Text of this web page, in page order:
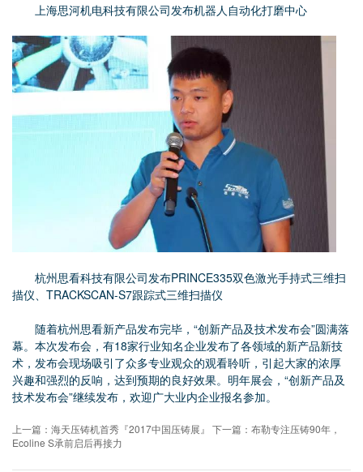
上海思河机电科技有限公司发布机器人自动化打磨中心
杭州思看科技有限公司发布PRINCE335双色激光手持式三维扫
描仪、TRACKSCAN-S7跟踪式三维扫描仪
随着杭州思看新产品发布完毕，“创新产品及技术发布会”圆满落
幕。本次发布会，有18家行业知名企业发布了各领域的新产品新技
术，发布会现场吸引了众多专业观众的观看聆听，引起大家的浓厚
兴趣和强烈的反响，达到预期的良好效果。明年展会，“创新产品及
技术发布会”继续发布，欢迎广大业内企业报名参加。
上一篇：海天压铸机首秀『2017中国压铸展』 下一篇：布勒专注压铸90年，
Ecoline S承前启后再接力